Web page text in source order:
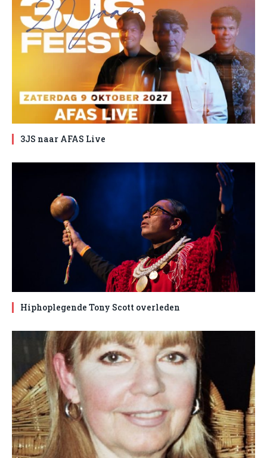
3JS naar AFAS Live
Hiphoplegende Tony Scott overleden